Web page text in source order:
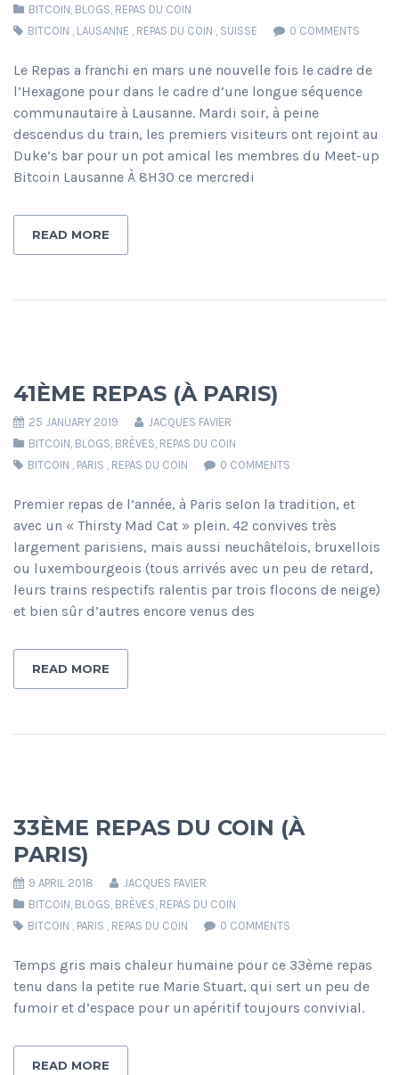
BITCOIN, BLOGS, REPAS DU COIN
BITCOIN , LAUSANNE , REPAS DU COIN , SUISSE 0 COMMENTS
Le Repas a franchi en mars une nouvelle fois le cadre de
l’Hexagone pour dans le cadre d’une longue séquence
communautaire à Lausanne. Mardi soir, à peine
descendus du train, les premiers visiteurs ont rejoint au
Duke’s bar pour un pot amical les membres du Meet-up
Bitcoin Lausanne À 8H30 ce mercredi
READ MORE
41ÈME REPAS (À PARIS)
25 JANUARY 2019
JACQUES FAVIER
BITCOIN, BLOGS, BRÈVES, REPAS DU COIN
BITCOIN , PARIS , REPAS DU COIN 0 COMMENTS
Premier repas de l’année, à Paris selon la tradition, et
avec un « Thirsty Mad Cat » plein. 42 convives très
largement parisiens, mais aussi neuchâtelois, bruxellois
ou luxembourgeois (tous arrivés avec un peu de retard,
leurs trains respectifs ralentis par trois flocons de neige)
et bien sûr d’autres encore venus des
READ MORE
33ÈME REPAS DU COIN (À
PARIS)
9 APRIL 2018
JACQUES FAVIER
BITCOIN, BLOGS, BRÈVES, REPAS DU COIN
BITCOIN , PARIS , REPAS DU COIN 0 COMMENTS
Temps gris mais chaleur humaine pour ce 33ème repas
tenu dans la petite rue Marie Stuart, qui sert un peu de
fumoir et d’espace pour un apéritif toujours convivial.
READ MORE